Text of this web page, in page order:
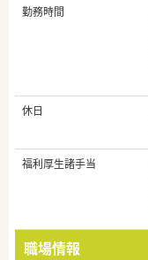
勤務時間
休日
福利厚生諸手当
職場情報